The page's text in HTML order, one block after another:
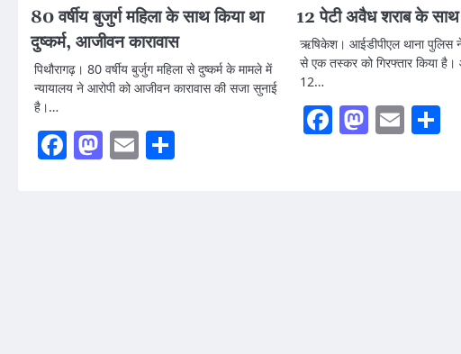
80 वर्षीय बुजुर्ग महिला के साथ किया था
दुष्कर्म, आजीवन कारावास
पिथौरागढ़। 80 वर्षीय बुर्जुग महिला से दुष्कर्म के मामले में
न्यायालय ने आरोपी को आजीवन कारावास की सजा सुनाई
है।…
Facebook
Mastodon
Email
12 पेटी अवैध शराब के साथ
ऋषिकेश। आईडीपीएल थाना पुलिस ने
से एक तस्कर को गिरफ्तार किया
12…
FacebookEmail